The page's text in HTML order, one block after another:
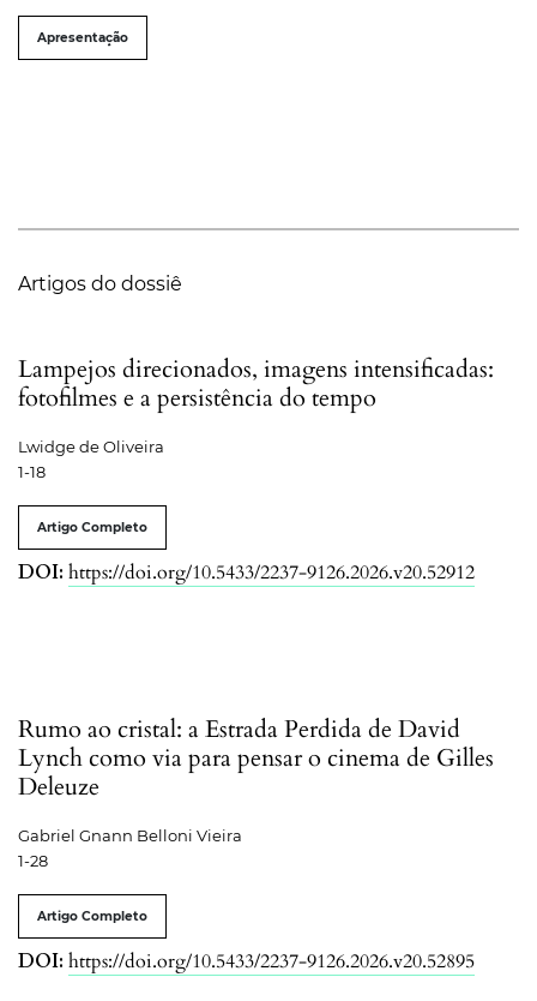
Apresentação
Artigos do dossiê
Lampejos direcionados, imagens intensificadas:
fotofilmes e a persistência do tempo
Lwidge de Oliveira
1-18
Artigo Completo
DOI: https://doi.org/10.5433/2237-9126.2026.v20.52912
Rumo ao cristal: a Estrada Perdida de David
Lynch como via para pensar o cinema de Gilles
Deleuze
Gabriel Gnann Belloni Vieira
1-28
Artigo Completo
DOI: https://doi.org/10.5433/2237-9126.2026.v20.52895